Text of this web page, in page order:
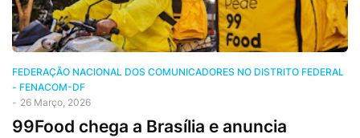
FEDERAÇÃO NACIONAL DOS COMUNICADORES NO DISTRITO FEDERAL
- FENACOM-DF
- 26 Março, 2026
99Food chega a Brasília e anuncia